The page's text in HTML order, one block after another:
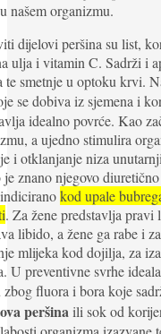
našem organizmu.
dijelovi peršina su list,
ulja i vitamin C. Sadrži i
te smetnje u optoku krvi.
se dobiva iz sjemena i
idealno povrće. Kao
a ujedno stimulira
i otklanjanje niza
znano njegovo
kod upale
. Za žene predstavlja pravi
libido, a žene ga rabe i
mlijeka kod dojilja, za
U preventivne svrhe
fluora i bora koje
peršinaili sok od